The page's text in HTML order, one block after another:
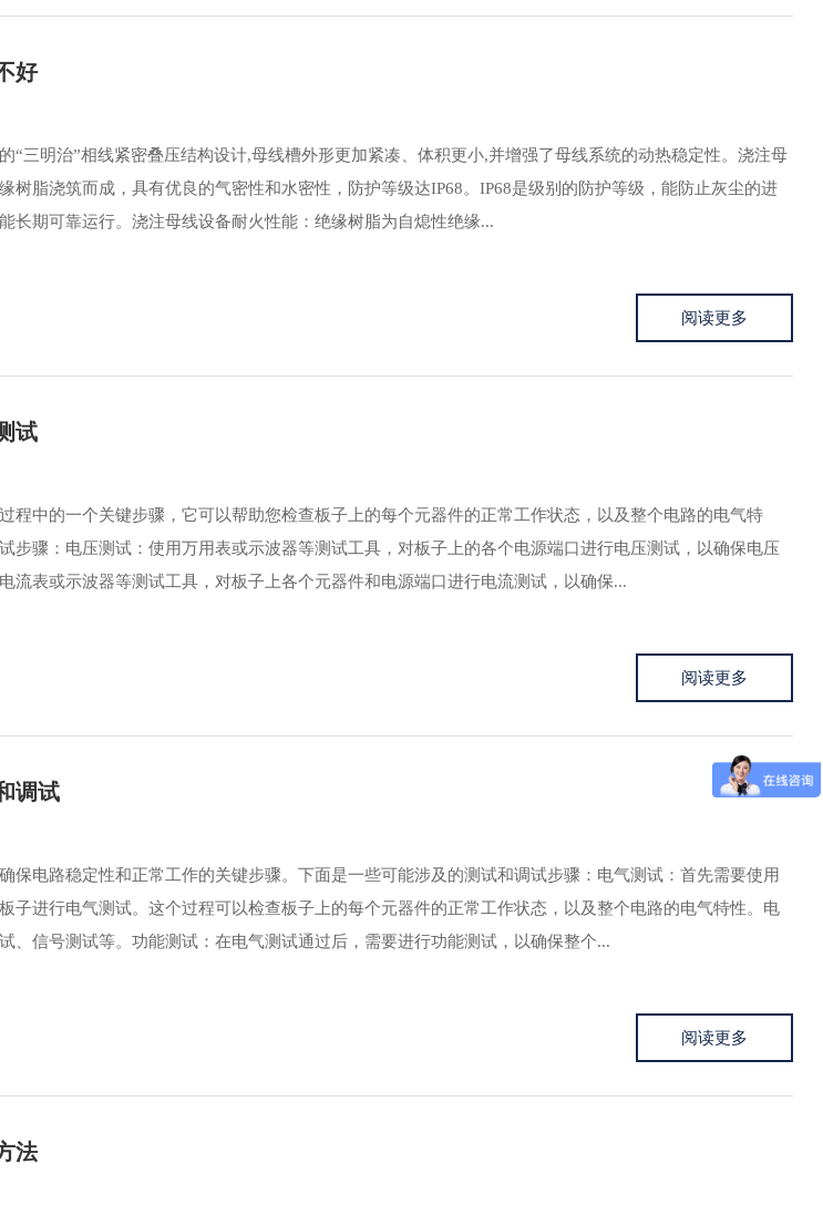
好
“三明治”相线紧密叠压结构设计,母线槽外形更加紧凑、体积更小,并增强了母线系统的动热稳定性。浇注母
树脂浇筑而成，具有优良的气密性和水密性，防护等级达IP68。IP68是级别的防护等级，能防止灰尘的进
长期可靠运行。浇注母线设备耐火性能：绝缘树脂为自熄性绝缘...
阅读更多
试
程中的一个关键步骤，它可以帮助您检查板子上的每个元器件的正常工作状态，以及整个电路的电气特
步骤：电压测试：使用万用表或示波器等测试工具，对板子上的各个电源端口进行电压测试，以确保电压
流表或示波器等测试工具，对板子上各个元器件和电源端口进行电流测试，以确保...
阅读更多
调试
保电路稳定性和正常工作的关键步骤。下面是一些可能涉及的测试和调试步骤：电气测试：首先需要使用
子进行电气测试。这个过程可以检查板子上的每个元器件的正常工作状态，以及整个电路的电气特性。电
、信号测试等。功能测试：在电气测试通过后，需要进行功能测试，以确保整个...
阅读更多
法